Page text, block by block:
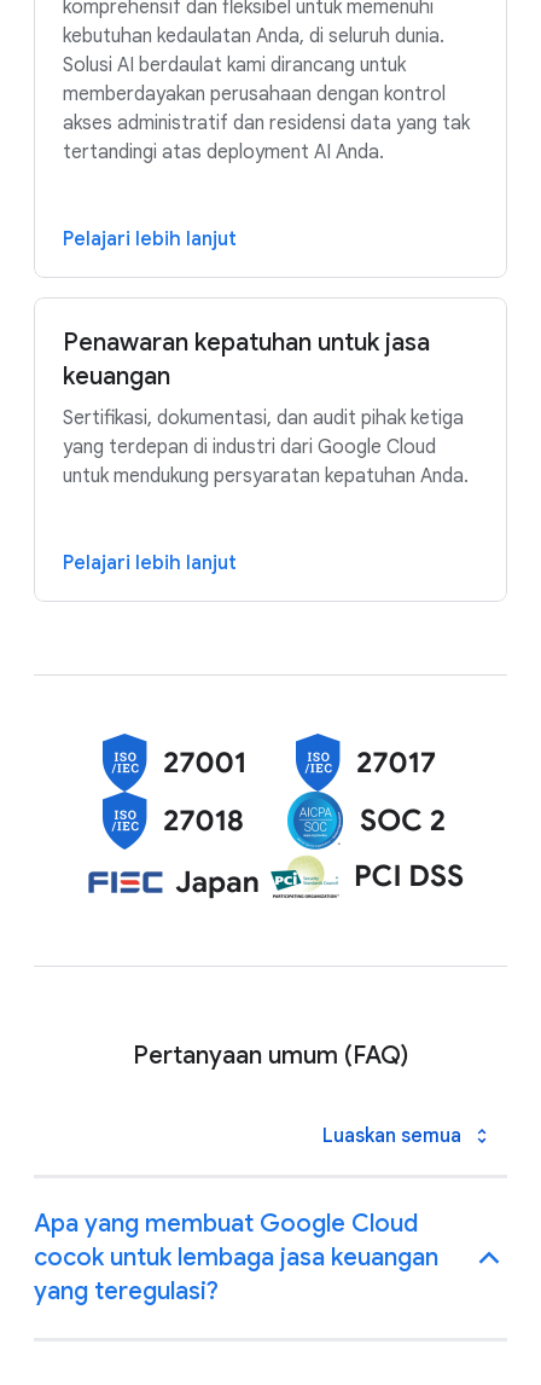
komprehensif dan fleksibel untuk memenuhi
kebutuhan kedaulatan Anda, di seluruh dunia.
Solusi AI berdaulat kami dirancang untuk
memberdayakan perusahaan dengan kontrol
akses administratif dan residensi data yang tak
tertandingi atas deployment AI Anda.
Pelajari lebih lanjut
Penawaran kepatuhan untuk jasa
keuangan
Sertifikasi, dokumentasi, dan audit pihak ketiga
yang terdepan di industri dari Google Cloud
untuk mendukung persyaratan kepatuhan Anda.
Pelajari lebih lanjut
Pertanyaan umum (FAQ)
Luaskan semua
Apa yang membuat Google Cloud
cocok untuk lembaga jasa keuangan
yang teregulasi?